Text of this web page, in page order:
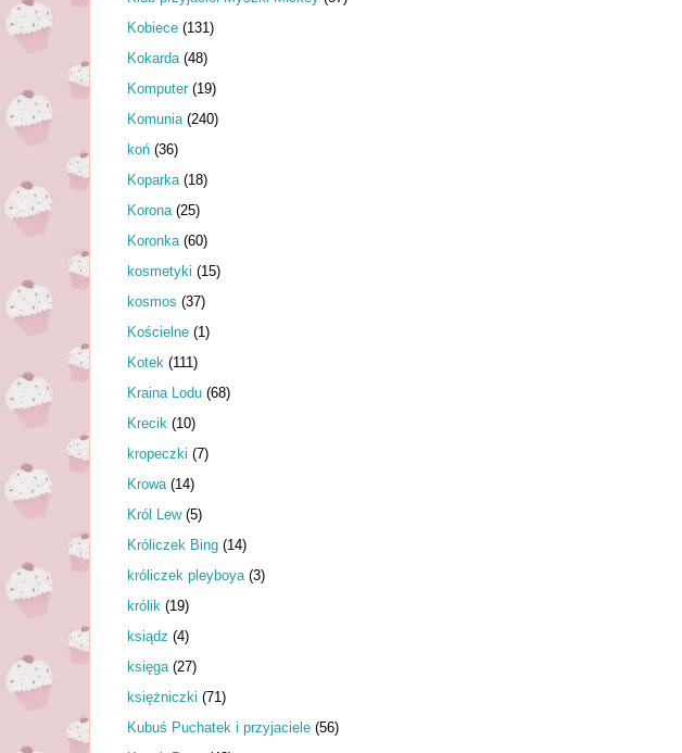
Kobiece (131)
Kokarda (48)
Komputer (19)
Komunia (240)
koń (36)
Koparka (18)
Korona (25)
Koronka (60)
kosmetyki (15)
kosmos (37)
Kościelne (1)
Kotek (111)
Kraina Lodu (68)
Krecik (10)
kropeczki (7)
Krowa (14)
Król Lew (5)
Króliczek Bing (14)
króliczek pleyboya (3)
królik (19)
ksiądz (4)
księga (27)
księżniczki (71)
Kubuś Puchatek i przyjaciele (56)